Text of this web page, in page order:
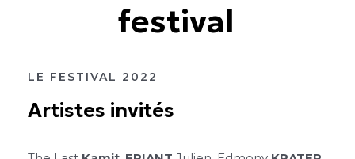
festival
LE FESTIVAL 2022
Artistes invités